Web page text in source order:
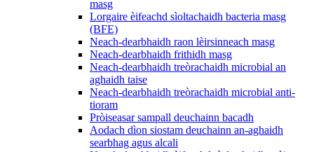
masg
Lorgaire èifeachd sìoltachaidh bacteria masg
(BFE)
Neach-dearbhaidh raon lèirsinneach masg
Neach-dearbhaidh frithidh masg
Neach-dearbhaidh treòrachaidh microbial an
aghaidh taise
Neach-dearbhaidh treòrachaidh microbial anti-
tioram
Pròiseasar sampall deuchainn bacadh
Aodach dìon siostam deuchainn an-aghaidh
searbhag agus alcali